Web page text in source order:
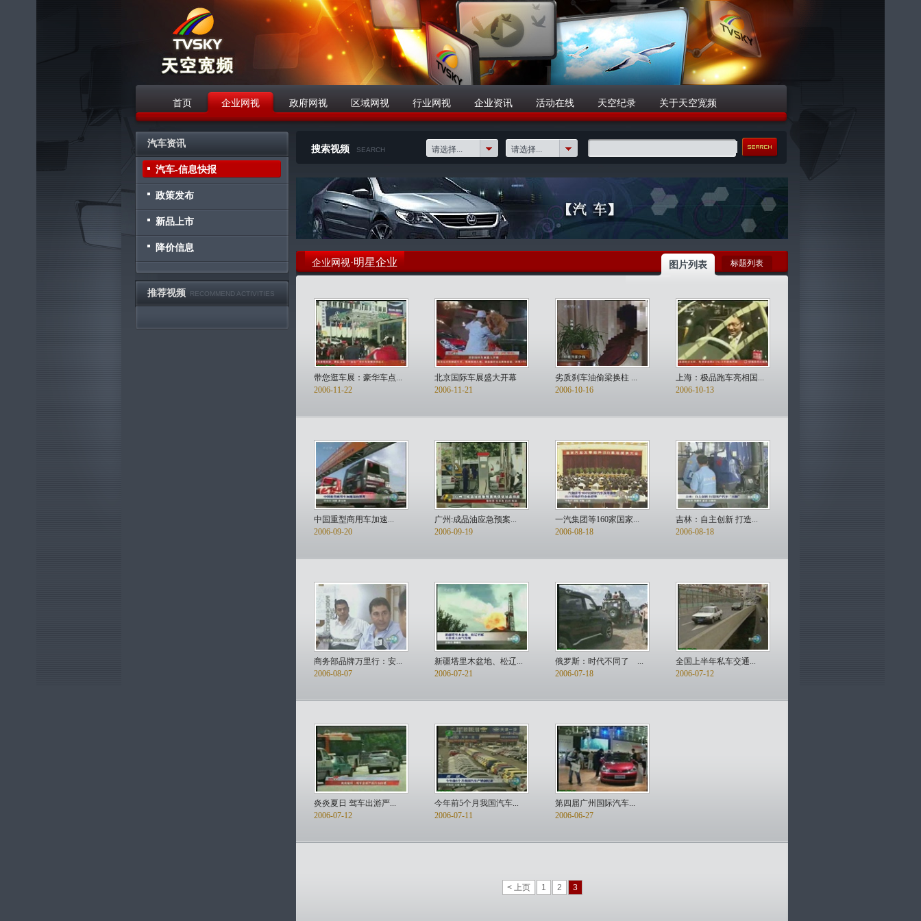
首页 企业网视 政府网视 区域网视 行业网视 企业资讯 活动在线 天空纪录 关于天空宽频
汽车资讯
汽车-信息快报
政策发布
新品上市
降价信息
推荐视频 RECOMMEND ACTIVITIES
搜索视频 SEARCH 请选择... 请选择...
企业网视·明星企业 图片列表 标题列表
带您逛车展：豪华车点...
2006-11-22
北京国际车展盛大开幕
2006-11-21
劣质刹车油偷梁换柱 ...
2006-10-16
上海：极品跑车亮相国...
2006-10-13
中国重型商用车加速...
2006-09-20
广州:成品油应急预案...
2006-09-19
一汽集团等160家国家...
2006-08-18
吉林：自主创新 打造...
2006-08-18
商务部品牌万里行：安...
2006-08-07
新疆塔里木盆地、松辽...
2006-07-21
俄罗斯：时代不同了 ...
2006-07-18
全国上半年私车交通...
2006-07-12
炎炎夏日 驾车出游严...
2006-07-12
今年前5个月我国汽车...
2006-07-11
第四届广州国际汽车...
2006-06-27
< 上页 1 2 3